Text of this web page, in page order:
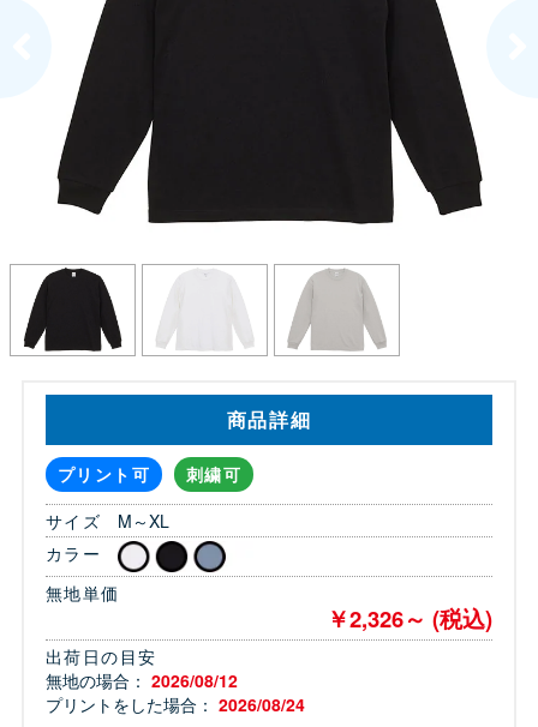
商品詳細
プリント可
刺繍可
サイズ
M～XL
カラー
無地単価
￥2,326～ (税込)
出荷日の目安
無地の場合： 2026/08/12
プリントをした場合： 2026/08/24